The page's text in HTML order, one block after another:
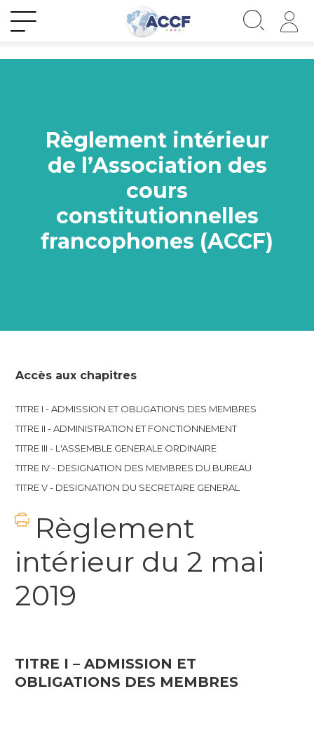
Règlement intérieur
de l’Association des
cours
constitutionnelles
francophones (ACCF)
Accès aux chapitres
TITRE I - ADMISSION ET OBLIGATIONS DES MEMBRES
TITRE II - ADMINISTRATION ET FONCTIONNEMENT
TITRE III - L'ASSEMBLE GENERALE ORDINAIRE
TITRE IV - DESIGNATION DES MEMBRES DU BUREAU
TITRE V - DESIGNATION DU SECRETAIRE GENERAL
Règlement
intérieur du 2 mai
2019
TITRE I – ADMISSION ET
OBLIGATIONS DES MEMBRES